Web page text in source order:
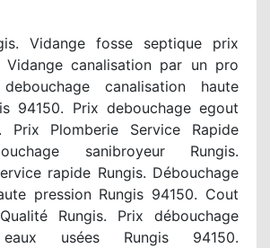
Vidange fosse septique prix
Vidange canalisation par un pro
canalisation haute
94150. Prix debouchage egout
Prix Plomberie Service Rapide
sanibroyeur Rungis.
rapide Rungis. Débouchage
pression Rungis 94150. Cout
Rungis. Prix débouchage
eaux usées Rungis 94150.